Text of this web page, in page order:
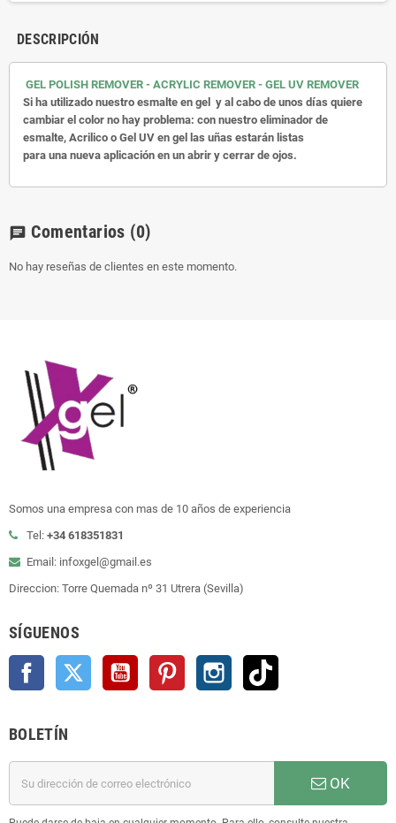
DESCRIPCIÓN
GEL POLISH REMOVER - ACRYLIC REMOVER - GEL UV REMOVER
Si ha utilizado nuestro esmalte en gel y al cabo de unos días quiere
cambiar el color no hay problema: con nuestro eliminador de
esmalte, Acrilico o Gel UV en gel las uñas estarán listas
para una nueva aplicación en un abrir y cerrar de ojos.
chat Comentarios (0)
No hay reseñas de clientes en este momento.
Somos una empresa con mas de 10 años de experiencia
Tel: +34 618351831
Email: infoxgel@gmail.es
Direccion: Torre Quemada nº 31 Utrera (Sevilla)
SÍGUENOS
Facebook Twitter YouTube Pinterest Instagram
BOLETÍN
OK